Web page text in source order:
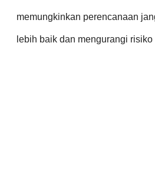
memungkinkan perencanaan
lebih baik dan mengurangi